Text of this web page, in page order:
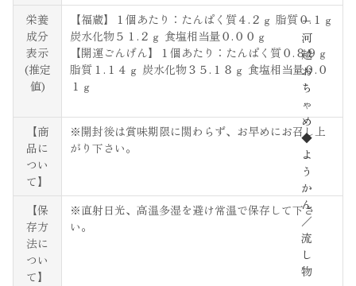
−
河
越
お
ち
ゃ
め
◆
よ
う
か
ん
／
流
し
物
栄養
成分
表示
(推定
値)
【福蔵】１個あたり：たんぱく質４.２ｇ 脂質０.１ｇ
炭水化物５１.２ｇ 食塩相当量０.００ｇ
【開運ごんげん】１個あたり：たんぱく質０.８９ｇ
脂質１.１４ｇ 炭水化物３５.１８ｇ 食塩相当量０.０
１ｇ
【商
品に
つい
て】
※開封後は賞味期限に関わらず、お早めにお召し上
がり下さい。
【保
存方
法に
つい
て】
※直射日光、高温多湿を避け常温で保存して下さ
い。